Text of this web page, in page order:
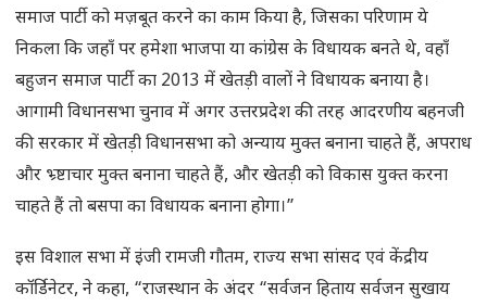
समाज पार्टी को मज़बूत करने का काम किया है, जिसका परिणाम ये
निकला कि जहाँ पर हमेशा भाजपा या कांग्रेस के विधायक बनते थे, वहाँ
बहुजन समाज पार्टी का 2013 में खेतड़ी वालों ने विधायक बनाया है।
आगामी विधानसभा चुनाव में अगर उत्तरप्रदेश की तरह आदरणीय बहनजी
की सरकार में खेतड़ी विधानसभा को अन्याय मुक्त बनाना चाहते हैं, अपराध
और भ्र्ष्टाचार मुक्त बनाना चाहते हैं, और खेतड़ी को विकास युक्त करना
चाहते हैं तो बसपा का विधायक बनाना होगा।”
इस विशाल सभा में इंजी रामजी गौतम, राज्य सभा सांसद एवं केंद्रीय
कॉर्डिनेटर, ने कहा, “राजस्थान के अंदर “सर्वजन हिताय सर्वजन सुखाय